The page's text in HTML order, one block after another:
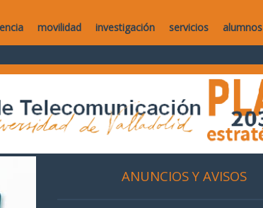
movilidad investigación servicios alumnos
ANUNCIOS Y AVISOS